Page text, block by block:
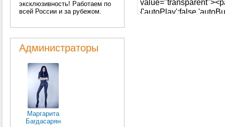
эксклюзивность! Работаем по
всей России и за рубежом.
Администраторы
Маргарита
Багдасарян